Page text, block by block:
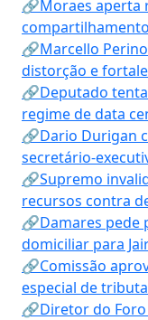
🔗Moraes aperta
🔗Marcello
distorção e
🔗Deputado
regime de data
🔗Dario Durigan
secretário-
🔗Supremo
recursos contra
🔗Damares pede
domiciliar para
🔗Comissão
especial de
🔗Diretor do Foro